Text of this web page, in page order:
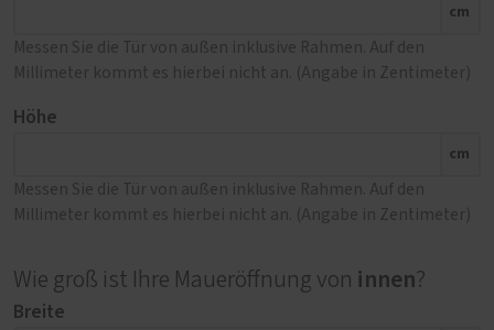
cm
Messen Sie die Tür von außen inklusive Rahmen. Auf den
Millimeter kommt es hierbei nicht an. (Angabe in Zentimeter)
Höhe
cm
Messen Sie die Tür von außen inklusive Rahmen. Auf den
Millimeter kommt es hierbei nicht an. (Angabe in Zentimeter)
Wie groß ist Ihre Maueröffnung von innen?
Breite